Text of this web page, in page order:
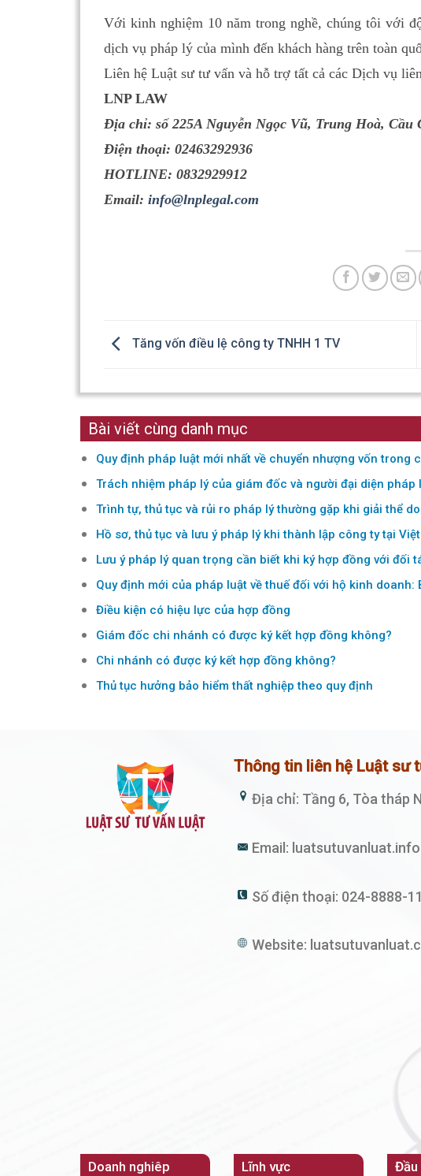
Với kinh nghiệm 10 năm trong nghề, chúng tôi với
dịch vụ pháp lý của mình đến khách hàng trên toàn
Liên hệ Luật sư tư vấn và hỗ trợ tất cả các Dịch vụ
LNP LAW
Địa chỉ: số 225A Nguyễn Ngọc Vũ, Trung Hoà, Cầu
Điện thoại: 02463292936
HOTLINE: 0832929912
Email: info@lnplegal.com
Tăng vốn điều lệ công ty TNHH 1 TV
Bài viết cùng danh mục
Quy định pháp luật mới nhất về chuyển nhượng vốn trong
Trách nhiệm pháp lý của giám đốc và người đại diện pháp
Trình tự, thủ tục và rủi ro pháp lý thường gặp khi giải thể
Hồ sơ, thủ tục và lưu ý pháp lý khi thành lập công ty tại
Lưu ý pháp lý quan trọng cần biết khi ký hợp đồng với đối
Quy định mới của pháp luật về thuế đối với hộ kinh
Điều kiện có hiệu lực của hợp đồng
Giám đốc chi nhánh có được ký kết hợp đồng không?
Chi nhánh có được ký kết hợp đồng không?
Thủ tục hưởng bảo hiểm thất nghiệp theo quy định
Thông tin liên hệ Luật sư
Địa chỉ: Tầng 6, Tòa tháp
Email:
Số điện thoại: 024-8888-
Website:
Doanh nghiêp Lĩnh vực Đầu